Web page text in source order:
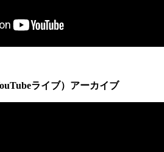
ライブ）アーカイブ